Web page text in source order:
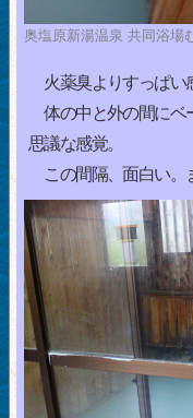
奥塩原新湯温泉 共同浴場
火薬臭よりすっぱい
体の中と外の間にベ
思議な感覚。
この間隔、面白い。